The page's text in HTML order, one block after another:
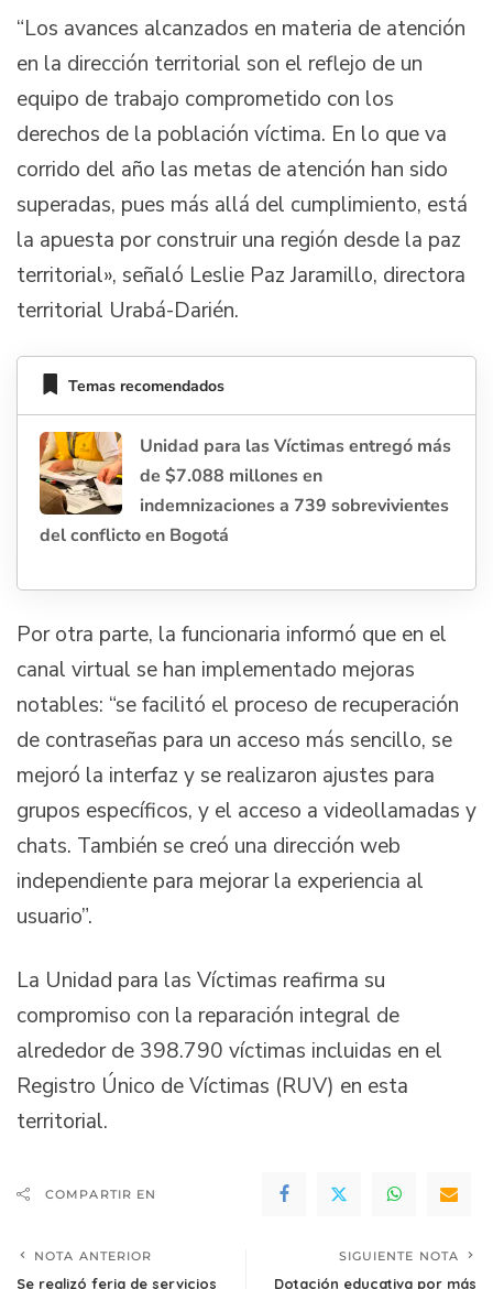
“Los avances alcanzados en materia de atención
en la dirección territorial son el reflejo de un
equipo de trabajo comprometido con los
derechos de la población víctima. En lo que va
corrido del año las metas de atención han sido
superadas, pues más allá del cumplimiento, está
la apuesta por construir una región desde la paz
territorial», señaló Leslie Paz Jaramillo, directora
territorial Urabá-Darién.
Temas recomendados
Unidad para las Víctimas entregó más
de $7.088 millones en
indemnizaciones a 739 sobrevivientes
del conflicto en Bogotá
Por otra parte, la funcionaria informó que en el
canal virtual se han implementado mejoras
notables: “se facilitó el proceso de recuperación
de contraseñas para un acceso más sencillo, se
mejoró la interfaz y se realizaron ajustes para
grupos específicos, y el acceso a videollamadas y
chats. También se creó una dirección web
independiente para mejorar la experiencia al
usuario”.
La Unidad para las Víctimas reafirma su
compromiso con la reparación integral de
alrededor de 398.790 víctimas incluidas en el
Registro Único de Víctimas (RUV) en esta
territorial.
COMPARTIR EN
NOTA ANTERIOR
Se realizó feria de servicios
SIGUIENTE NOTA
Dotación educativa por más